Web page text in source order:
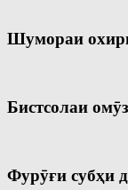
Шумораи
Бистсолаи
Фурӯғи субҳи